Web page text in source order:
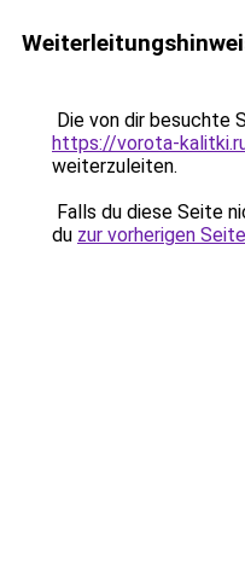
Die von dir besuchte
https://vorota-
weiterzuleiten.
Falls du diese Seite
du zur vorherigen